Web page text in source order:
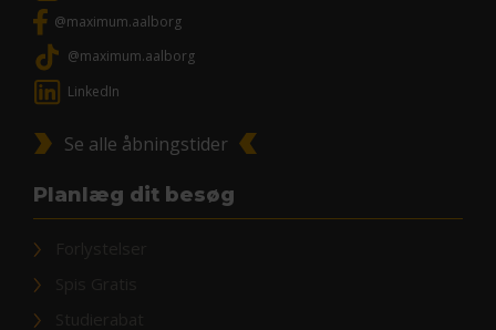
Planlæg dit besøg
@maximum.aalborg
@maximum.aalborg
LinkedIn
Se alle åbningstider